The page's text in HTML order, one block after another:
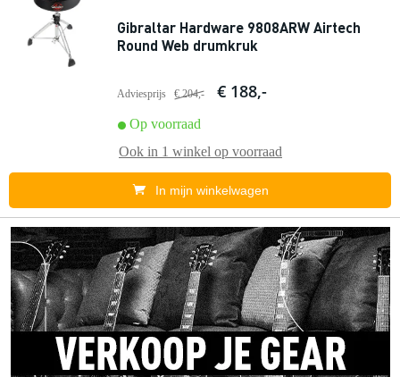
Gibraltar Hardware 9808ARW Airtech
Round Web drumkruk
Adviesprijs € 204,- € 188,-
Op voorraad
Ook in 1 winkel op voorraad
In mijn winkelwagen